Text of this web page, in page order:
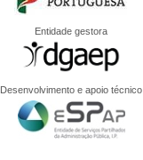
Entidade gestora
Desenvolvimento e apoio técnico